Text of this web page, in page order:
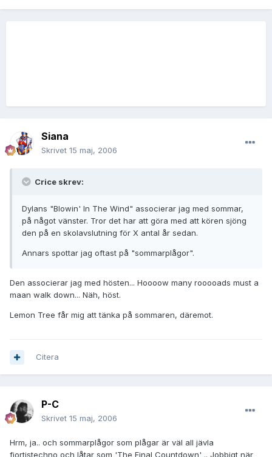
Siana
Skrivet 15 maj, 2006
Crice skrev:
Dylans "Blowin' In The Wind" associerar jag med sommar,
på något vänster. Tror det har att göra med att kören sjöng
den på en skolavslutning för X antal år sedan.
Annars spottar jag oftast på "sommarplågor".
Den associerar jag med hösten... Hoooow many rooooads must a
maan walk down... Näh, höst.
Lemon Tree får mig att tänka på sommaren, däremot.
Citera
P-C
Skrivet 15 maj, 2006
Hrm, ja.. och sommarplågor som plågar är väl all jävla
fjortistechno och låtar som 'The Final Countdown' .. Jobbigt när